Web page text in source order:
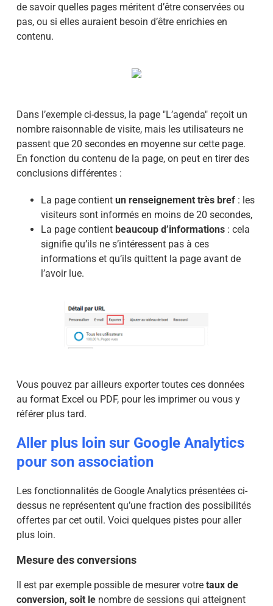
de savoir quelles pages méritent d’être conservées ou
pas, ou si elles auraient besoin d’être enrichies en
contenu.
Dans l’exemple ci-dessus, la page "L’agenda" reçoit un
nombre raisonnable de visite, mais les utilisateurs ne
passent que 20 secondes en moyenne sur cette page.
En fonction du contenu de la page, on peut en tirer des
conclusions différentes :
La page contient un renseignement très bref: les
visiteurs sont informés en moins de 20 secondes,
La page contient beaucoup d’informations: cela
signifie qu’ils ne s’intéressent pas à ces
informations et qu’ils quittent la page avant de
l’avoir lue.
Vous pouvez par ailleurs exporter toutes ces données
au format Excel ou PDF, pour les imprimer ou vous y
référer plus tard.
Aller plus loin sur Google Analytics
pour son association
Les fonctionnalités de Google Analytics présentées ci-
dessus ne représentent qu’une fraction des possibilités
offertes par cet outil. Voici quelques pistes pour aller
plus loin.
Mesure des conversions
Il est par exemple possible de mesurer votre taux de
conversion, soit le nombre de sessions qui atteignent